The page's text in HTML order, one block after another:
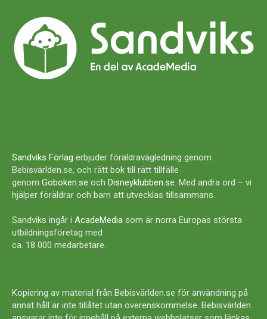
Sandviks Förlag erbjuder föräldravägledning genom
Bebisvärlden.se, och rätt bok till rätt tillfälle
genom Goboken.se och Disneyklubben.se. Med andra ord – vi
hjälper föräldrar och barn att utvecklas tillsammans.
Sandviks ingår i AcadeMedia som är norra Europas största
utbildningsföretag med
ca. 18 000 medarbetare.
Kopiering av material från Bebisvärlden.se för användning på
annat håll är inte tillåtet utan överenskommelse. Bebisvärlden